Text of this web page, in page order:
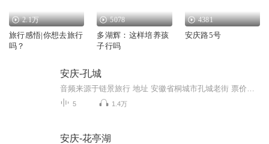
2.1万
旅行感悟|你想去旅行
吗？
5078
多湖辉：这样培养孩
子行吗
4381
安庆路5号
安庆-孔城
5 1.4万
安庆-花亭湖